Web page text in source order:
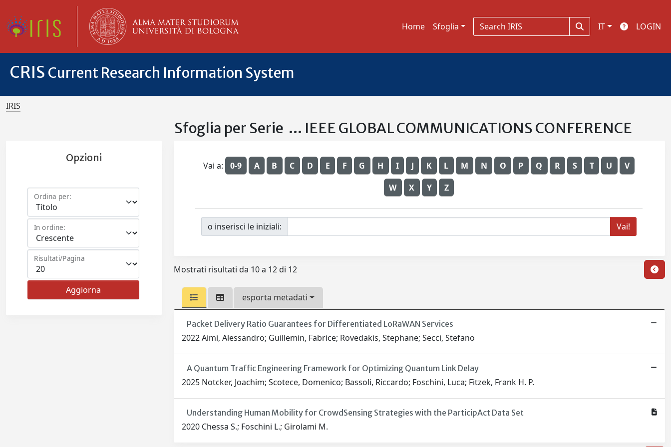
Home Sfoglia IT LOGIN
CRIS Current Research Information System
IRIS
Sfoglia per Serie ... IEEE GLOBAL COMMUNICATIONS CONFERENCE
Opzioni
Ordina per:
In ordine:
Risultati/Pagina
Vai a: 0-9 A B C D E F G H I J K L M N O P Q R S T U V
W X Y Z
o inserisci le iniziali:
Mostrati risultati da 10 a 12 di 12
esporta metadati
Packet Delivery Ratio Guarantees for Differentiated LoRaWAN Services
2022 Aimi, Alessandro; Guillemin, Fabrice; Rovedakis, Stephane; Secci, Stefano
A Quantum Traffic Engineering Framework for Optimizing Quantum Link Delay
2025 Notcker, Joachim; Scotece, Domenico; Bassoli, Riccardo; Foschini, Luca; Fitzek, Frank H. P.
Understanding Human Mobility for CrowdSensing Strategies with the ParticipAct Data Set
2020 Chessa S.; Foschini L.; Girolami M.